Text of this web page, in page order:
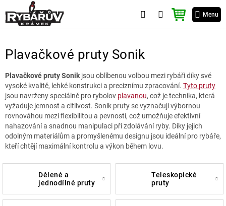
na
obsah
Menu
NÁKUPNÍ
KOŠÍK
Plavačkové pruty Sonik
Plavačkové pruty Sonik jsou oblíbenou volbou mezi rybáři díky své
vysoké kvalitě, lehké konstrukci a preciznímu zpracování. Tyto pruty
jsou navrženy speciálně pro rybolov plavanou, což je technika, která
vyžaduje jemnost a citlivost. Sonik pruty se vyznačují výbornou
rovnováhou mezi flexibilitou a pevností, což umožňuje efektivní
nahazování a snadnou manipulaci při zdolávání ryby. Díky jejich
odolným materiálům a promyšlenému designu jsou ideální pro rybáře,
kteří chtějí maximální kontrolu a výkon během lovu.
dělené a
jednodílné pruty
teleskopické
pruty